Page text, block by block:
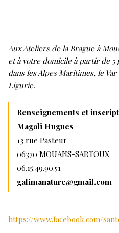
Aux Ateliers de la Brague à
et à votre domicile à partir de 5
dans les Alpes Maritimes, le Var
Ligurie.
Renseignements et
Magali Hugues
13 rue Pasteur
06370 MOUANS-SARTOUX
06.15.49.90.51
galimanature@gmail.com
https://www.facebook.com/